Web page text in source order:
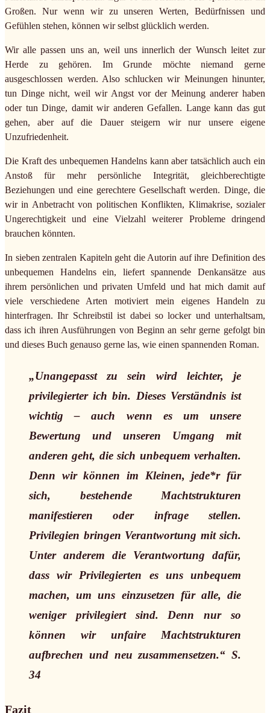
Großen. Nur wenn wir zu unseren Werten, Bedürfnissen und
Gefühlen stehen, können wir selbst glücklich werden.
Wir alle passen uns an, weil uns innerlich der Wunsch leitet zur
Herde zu gehören. Im Grunde möchte niemand gerne
ausgeschlossen werden. Also schlucken wir Meinungen hinunter,
tun Dinge nicht, weil wir Angst vor der Meinung anderer haben
oder tun Dinge, damit wir anderen Gefallen. Lange kann das gut
gehen, aber auf die Dauer steigern wir nur unsere eigene
Unzufriedenheit.
Die Kraft des unbequemen Handelns kann aber tatsächlich auch ein
Anstoß für mehr persönliche Integrität, gleichberechtigte
Beziehungen und eine gerechtere Gesellschaft werden. Dinge, die
wir in Anbetracht von politischen Konflikten, Klimakrise, sozialer
Ungerechtigkeit und eine Vielzahl weiterer Probleme dringend
brauchen könnten.
In sieben zentralen Kapiteln geht die Autorin auf ihre Definition des
unbequemen Handelns ein, liefert spannende Denkansätze aus
ihrem persönlichen und privaten Umfeld und hat mich damit auf
viele verschiedene Arten motiviert mein eigenes Handeln zu
hinterfragen. Ihr Schreibstil ist dabei so locker und unterhaltsam,
dass ich ihren Ausführungen von Beginn an sehr gerne gefolgt bin
und dieses Buch genauso gerne las, wie einen spannenden Roman.
„Unangepasst zu sein wird leichter, je
privilegierter ich bin. Dieses Verständnis ist
wichtig – auch wenn es um unsere
Bewertung und unseren Umgang mit
anderen geht, die sich unbequem verhalten.
Denn wir können im Kleinen, jede*r für
sich, bestehende Machtstrukturen
manifestieren oder infrage stellen.
Privilegien bringen Verantwortung mit sich.
Unter anderem die Verantwortung dafür,
dass wir Privilegierten es uns unbequem
machen, um uns einzusetzen für alle, die
weniger privilegiert sind. Denn nur so
können wir unfaire Machtstrukturen
aufbrechen und neu zusammensetzen.“ S.
34
Fazit